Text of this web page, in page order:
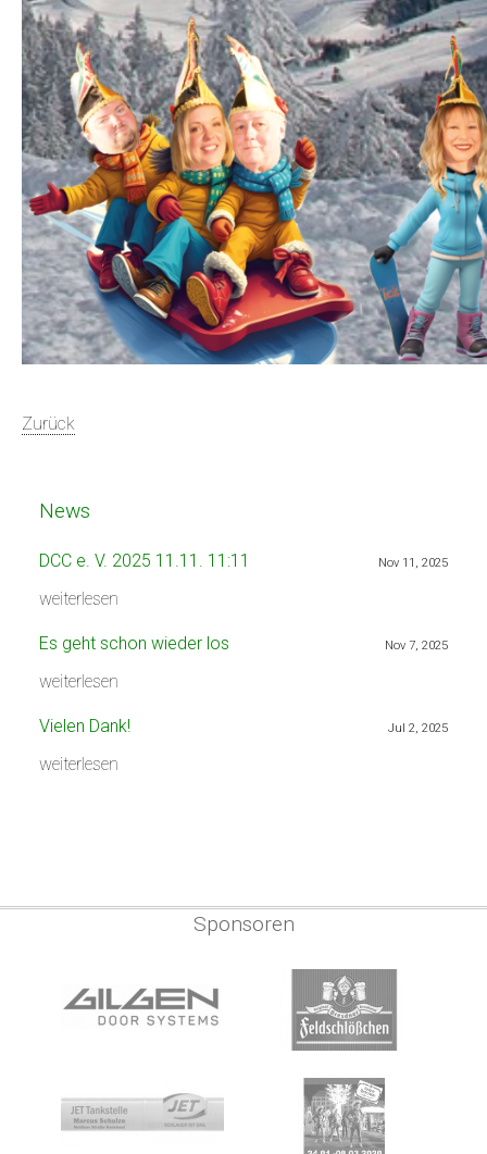
Zurück
News
Nov 11, 2025
DCC e. V. 2025 11.11. 11:11
weiterlesen
Nov 7, 2025
Es geht schon wieder los
weiterlesen
Jul 2, 2025
Vielen Dank!
weiterlesen
Sponsoren